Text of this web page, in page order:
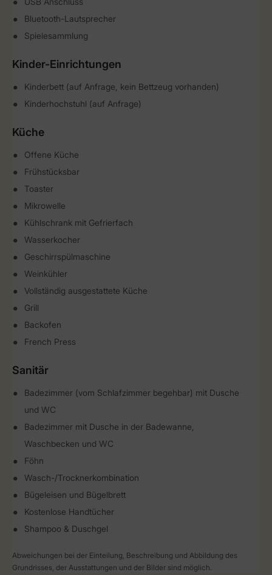
Bluetooth-Lautsprecher
Spielesammlung
Kinder-Einrichtungen
Kinderbett (auf Anfrage, kein Bettzeug vorhanden)
Kinderhochstuhl (auf Anfrage)
Küche
Offene Küche
Frühstücksbar
Toaster
Mikrowelle
Kühlschrank mit Gefrierfach
Wasserkocher
Geschirrspülmaschine
Weinkühler
Vollständig ausgestattete Küche
Grill
Backofen
French Press
Sanitär
Badezimmer (vom Schlafzimmer begehbar) mit Dusche
und WC
Badezimmer mit Dusche in der Badewanne,
Waschbecken und WC
Föhn
Wasch-/Trocknerkombination
Bügeleisen und Bügelbrett
Kostenlose Handtücher
Shampoo & Duschgel
Abweichungen bei der Einteilung, Beschreibung und Abbildung des
Grundrisses, der Ausstattungen und der Bilder sind möglich.